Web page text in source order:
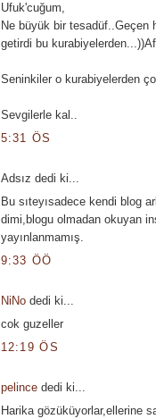
Ufuk'cuğum,
Ne büyük bir tesadüf..Geçen
getirdi bu
Seninkiler o kurabiyelerden
Sevgilerle kal..
5:31 ÖS
Adsız dedi ki...
Bu sıteyısadece kendi blog
dimi,blogu olmadan okuyan
yayınlanmamış.
9:33 ÖÖ
NiNodedi ki...
cok guzeller
12:19 ÖS
pelincededi ki...
Harika gözüküyorlar,ellerine